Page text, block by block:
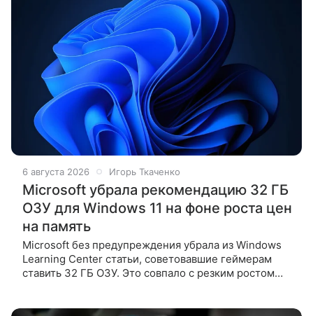
6 августа 2026 Игорь Ткаченко
Microsoft убрала рекомендацию 32 ГБ
ОЗУ для Windows 11 на фоне роста цен
на память
Microsoft без предупреждения убрала из Windows
Learning Center статьи, советовавшие геймерам
ставить 32 ГБ ОЗУ. Это совпало с резким ростом